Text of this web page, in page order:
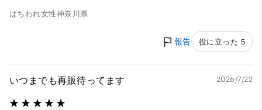
はちわれ女性神奈川県
報告 役に立った 5
いつまでも再販待ってます 2026/7/22